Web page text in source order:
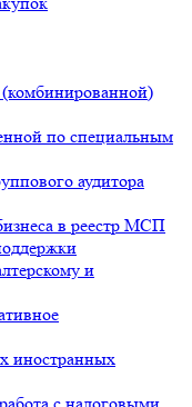
по специальным
аудитора
в реестр МСП
и
иностранных